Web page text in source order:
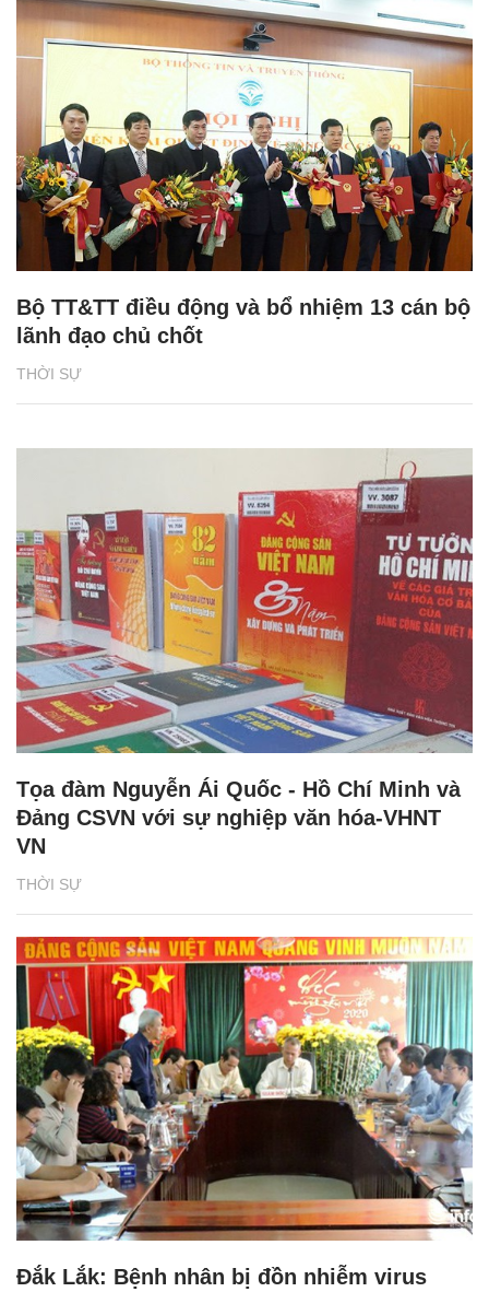
THỜI SỰ
Bộ TT&TT điều động và bổ nhiệm 13 cán bộ
lãnh đạo chủ chốt
THỜI SỰ
Tọa đàm Nguyễn Ái Quốc - Hồ Chí Minh và
Đảng CSVN với sự nghiệp văn hóa-VHNT
VN
Đắk Lắk: Bệnh nhân bị đồn nhiễm virus